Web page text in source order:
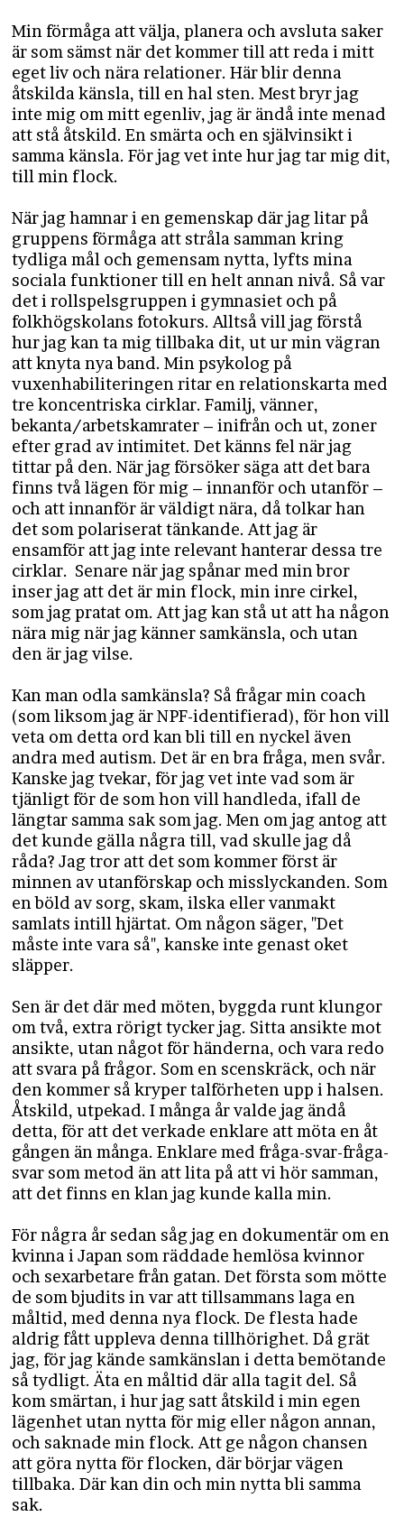
Min förmåga att välja, planera och avsluta saker
är som sämst när det kommer till att reda i mitt
eget liv och nära relationer. Här blir denna
åtskilda känsla, till en hal sten. Mest bryr jag
inte mig om mitt egenliv, jag är ändå inte menad
att stå åtskild. En smärta och en självinsikt i
samma känsla. För jag vet inte hur jag tar mig dit,
till min flock.
När jag hamnar i en gemenskap där jag litar på
gruppens förmåga att stråla samman kring
tydliga mål och gemensam nytta, lyfts mina
sociala funktioner till en helt annan nivå. Så var
det i rollspelsgruppen i gymnasiet och på
folkhögskolans fotokurs. Alltså vill jag förstå
hur jag kan ta mig tillbaka dit, ut ur min vägran
att knyta nya band. Min psykolog på
vuxenhabiliteringen ritar en relationskarta med
tre koncentriska cirklar. Familj, vänner,
bekanta/arbetskamrater – inifrån och ut, zoner
efter grad av intimitet. Det känns fel när jag
tittar på den. När jag försöker säga att det bara
finns två lägen för mig – innanför och utanför –
och att innanför är väldigt nära, då tolkar han
det som polariserat tänkande. Att jag är
ensamför att jag inte relevant hanterar dessa tre
cirklar. Senare när jag spånar med min bror
inser jag att det är min flock, min inre cirkel,
som jag pratat om. Att jag kan stå ut att ha någon
nära mig när jag känner samkänsla, och utan
den är jag vilse.
Kan man odla samkänsla? Så frågar min coach
(som liksom jag är NPF-identifierad), för hon vill
veta om detta ord kan bli till en nyckel även
andra med autism. Det är en bra fråga, men svår.
Kanske jag tvekar, för jag vet inte vad som är
tjänligt för de som hon vill handleda, ifall de
längtar samma sak som jag. Men om jag antog att
det kunde gälla några till, vad skulle jag då
råda? Jag tror att det som kommer först är
minnen av utanförskap och misslyckanden. Som
en böld av sorg, skam, ilska eller vanmakt
samlats intill hjärtat. Om någon säger, "Det
måste inte vara så", kanske inte genast oket
släpper.
Sen är det där med möten, byggda runt klungor
om två, extra rörigt tycker jag. Sitta ansikte mot
ansikte, utan något för händerna, och vara redo
att svara på frågor. Som en scenskräck, och när
den kommer så kryper talförheten upp i halsen.
Åtskild, utpekad. I många år valde jag ändå
detta, för att det verkade enklare att möta en åt
gången än många. Enklare med fråga-svar-fråga-
svar som metod än att lita på att vi hör samman,
att det finns en klan jag kunde kalla min.
För några år sedan såg jag en dokumentär om en
kvinna i Japan som räddade hemlösa kvinnor
och sexarbetare från gatan. Det första som mötte
de som bjudits in var att tillsammans laga en
måltid, med denna nya flock. De flesta hade
aldrig fått uppleva denna tillhörighet. Då grät
jag, för jag kände samkänslan i detta bemötande
så tydligt. Äta en måltid där alla tagit del. Så
kom smärtan, i hur jag satt åtskild i min egen
lägenhet utan nytta för mig eller någon annan,
och saknade min flock. Att ge någon chansen
att göra nytta för flocken, där börjar vägen
tillbaka. Där kan din och min nytta bli samma
sak.